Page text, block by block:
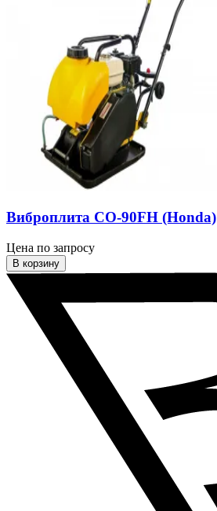
Виброплита СО-90FH (Honda)
Цена по запросу
В корзину